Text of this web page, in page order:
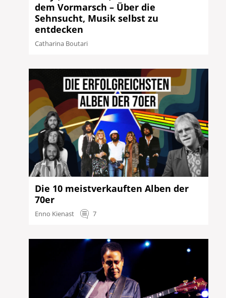
dem Vormarsch – Über die
Sehnsucht, Musik selbst zu
entdecken
Catharina Boutari
Die 10 meistverkauften Alben der
70er
Enno Kienast 7